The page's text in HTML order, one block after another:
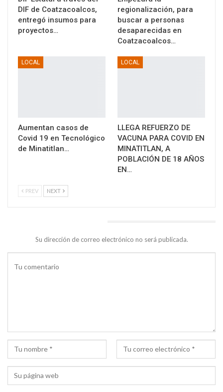
DIF de Coatzacoalcos,
entregó insumos para
proyectos…
regionalización, para
buscar a personas
desaparecidas en
Coatzacoalcos…
LOCAL
Aumentan casos de
Covid 19 en Tecnológico
de Minatitlan…
LOCAL
LLEGA REFUERZO DE
VACUNA PARA COVID EN
MINATITLAN, A
POBLACIÓN DE 18 AÑOS
EN…
PREV NEXT
Su dirección de correo electrónico no será publicada.